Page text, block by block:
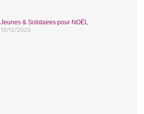
Jeunes & Solidaires pour NOËL
15/12/2025